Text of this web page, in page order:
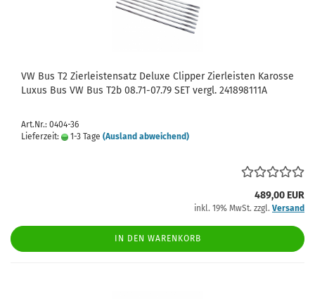
VW Bus T2 Zierleistensatz Deluxe Clipper Zierleisten Karosse
Luxus Bus VW Bus T2b 08.71-07.79 SET vergl. 241898111A
Art.Nr.: 0404-36
Lieferzeit:
1-3 Tage (Ausland abweichend)
489,00 EUR
inkl. 19% MwSt. zzgl. Versand
IN DEN WARENKORB